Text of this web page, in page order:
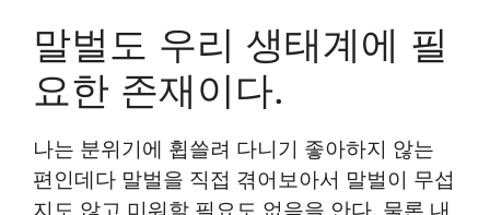
말벌도 우리 생태계에 필
요한 존재이다.
나는 분위기에 휩쓸려 다니기 좋아하지 않는
편인데다 말벌을 직접 겪어보아서 말벌이 무섭
지도 않고 미워할 필요도 없음을 안다. 물론 내